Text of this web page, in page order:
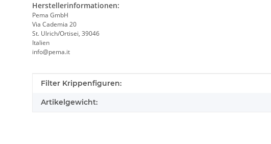
Herstellerinformationen:
Pema GmbH
Via Cademia 20
St. Ulrich/Ortisei, 39046
Italien
info@pema.it
Produkteigenschaft
Wert
Filter Krippenfiguren:
Artikelgewicht: